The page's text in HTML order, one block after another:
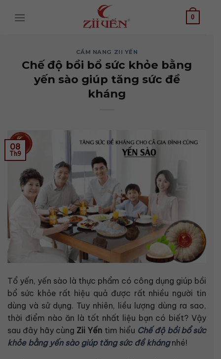
0
CẨM NANG ZII YẾN
Chế độ bồi bổ sức khỏe bằng
yến sào giúp tăng sức đề
kháng
08
Th9
Tổ yến, yến sào là thực phẩm có công dụng giúp bồi
bổ sức khỏe rất hiệu quả được rất nhiều người tin
dùng và sử dụng. Tuy nhiên, liều lượng dùng ra sao,
thời điểm nào ăn là tốt nhất liệu bạn có biết? Vậy
sau đây hãy cùng Zii Yến tìm hiểu Chế độ bồi bổ sức
khỏe bằng yến sào giúp tăng sức đề khángnhé!